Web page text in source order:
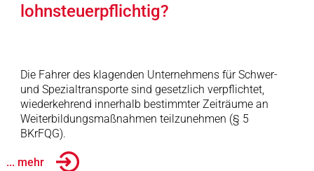
lohnsteuerpflichtig?
Die Fahrer des klagenden Unternehmens für Schwer-
und Spezialtransporte sind gesetzlich verpflichtet,
wiederkehrend innerhalb bestimmter Zeiträume an
Weiterbildungsmaßnahmen teilzunehmen (§ 5
BKrFQG).
... mehr